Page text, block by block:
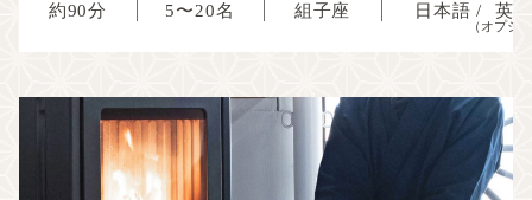
未来への取り組み
約90分 5〜20名 組子座 日本語 / 英語
（オプシ